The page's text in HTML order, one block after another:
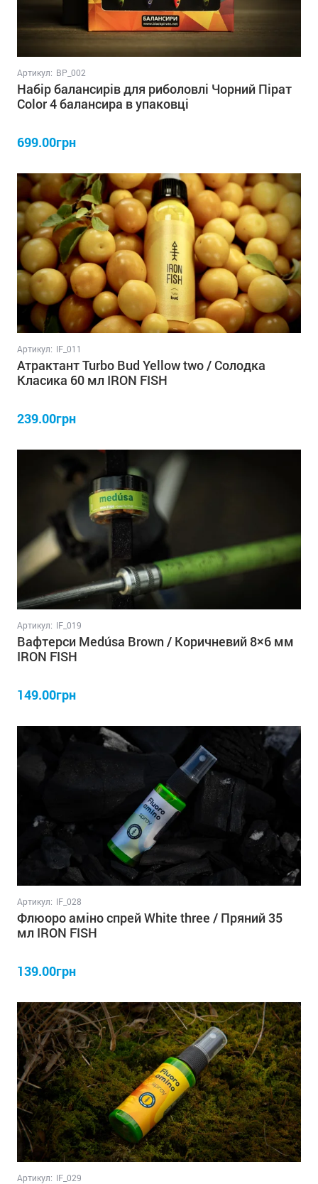
Артикул: BP_002
Набір балансирів для риболовлі Чорний Пірат
Color 4 балансира в упаковці
699.00грн
Артикул: IF_011
Атрактант Turbo Bud Yellow two / Солодка
Класика 60 мл IRON FISH
239.00грн
Артикул: IF_019
Вафтерси Medúsa Brown / Коричневий 8×6 мм
IRON FISH
149.00грн
Артикул: IF_028
Флюоро аміно спрей White three / Пряний 35
мл IRON FISH
139.00грн
Артикул: IF_029